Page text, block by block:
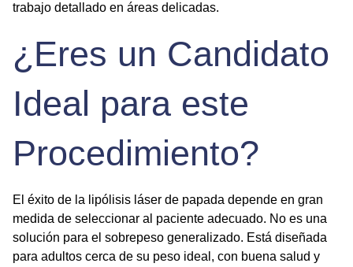
trabajo detallado en áreas delicadas.
¿Eres un Candidato
Ideal para este
Procedimiento?
El éxito de la lipólisis láser de papada depende en gran
medida de seleccionar al paciente adecuado. No es una
solución para el sobrepeso generalizado. Está diseñada
para adultos cerca de su peso ideal, con buena salud y